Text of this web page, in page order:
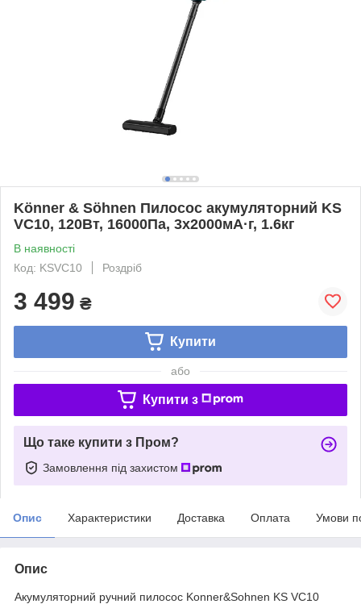
Könner & Söhnen Пилосос акумуляторний KS
VC10, 120Вт, 16000Пa, 3x2000мА·г, 1.6кг
В наявності
Код: KSVC10
Роздріб
3 499 ₴
Купити
або
Купити з
Що таке купити з Пром?
Замовлення під захистом
Опис Характеристики Доставка Оплата Умови
Опис
Акумуляторний ручний пилосос Konner&Sohnen KS VC10